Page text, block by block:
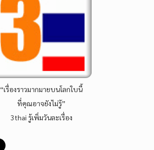
“เรื่องราวมากมายบนโลกใบนี้
ที่คุณอาจยังไม่รู้”
3thai รู้เพิ่มวันละเรื่อง